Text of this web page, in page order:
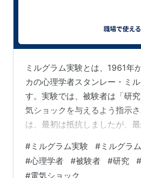
ミルグラム実験とは、1961年
カの心理学者スタンレー・ミ
す。実験では、被験者は「研
気ショックを与えるよう指示
は、最初は抵抗しましたが、
ら命令されると、たとえそれ
しても、それに従う傾向があ
#ミルグラム実験 #ミルグラム
#心理学者 #被験者 #研究 #
#電気ショック